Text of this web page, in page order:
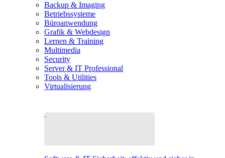
Backup & Imaging
Betriebssysteme
Büroanwendung
Grafik & Webdesign
Lernen & Training
Multimedia
Security
Server & IT Professional
Tools & Utilities
Virtualisierung